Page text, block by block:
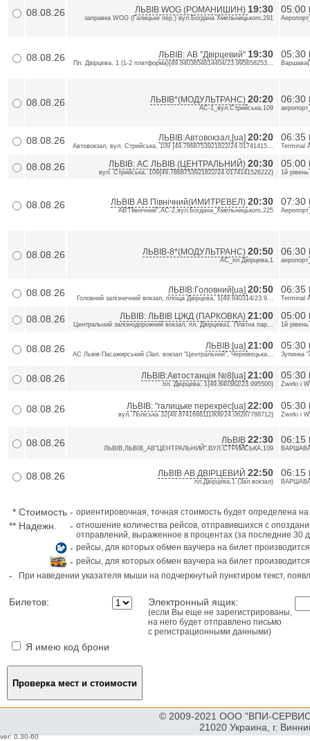
08.08.26 ЛЬВІВ WOG (РОМАНИШИН) 19:30
заправка WOG (Галицьке пер.) вул.Богдана Хмельницького,291
05:00
08.08.26 ЛЬВІВ: АВ "Двірцевий" 19:30
Пл. Двірцева, 1 (1-2 платформа){49.8403654814404/23.995658253...
05:30
08.08.26 ЛЬВІВ*(МОДУЛЬТРАНС) 20:20
АС-1_вул.Стрийська,109
06:30
08.08.26 ЛЬВІВ:Автовокзал,[ua] 20:20
Автовокзал, вул. Стрийська, 109 {49.7868753921822/24.01741415...
06:35
Terminal
08.08.26 ЛЬВІВ: AC ЛЬВІВ (ЦЕНТРАЛЬНИЙ) 20:30
вул. Стрийська, 109{49.7868753921822/24.0174141526222}
05:00
1й
08.08.26 ЛЬВІВ АВ Північний(ИМИТРЕВЕЛ) 20:30
АВ"Північний",АС-2,вул.Богдана_Хмельницького,225
07:30
08.08.26 ЛЬВІВ-8*(МОДУЛЬТРАНС) 20:50
АС_пл.Двірцева,1
06:30
08.08.26 ЛЬВІВ:Головний[ua] 20:50
Головний залізничний вокзал, площа Двірцева, 1{49.840314/23.9...
06:35
Terminal
08.08.26 ЛЬВІВ: ЛЬВІВ ЦЖД (ПАРКОВКА) 21:00
Центральний залізнодорожний вокзал, пл. Двірцева1. Платна пар...
05:00
1й
08.08.26 ЛЬВІВ:[ua] 21:00
АС Львів-Пасажирський (Зал. вокзал "Центральний", Чернівецька...
05:30
Зупинка
08.08.26 ЛЬВІВ:Автостанція №8[ua] 21:00
пл. Двірцева, 1{49.840382/23.995500}
05:30
Zwirki i
08.08.26 ЛЬВІВ: "галицьке перехрес[ua] 22:00
вул. Поліська 32{49.8741698111806/24.06287788712}
05:30
Zwirki i
08.08.26 ЛЬВІВ 22:30
ЛЬВІВ,ЛЬВІВ_АВ"ЦЕНТРАЛЬНИЙ",ВУЛ.СТРИЙСЬКА,109
06:15
08.08.26 ЛЬВІВ АВ ДВІРЦЕВИЙ 22:50
пл.Двiрцева,1 (Зал.вокзал)
06:15
* Стоимость - ориентировочная, точная стоимость будет определена
** Надежн. - отношение количества рейсов, отправившихся с
отправлений, выраженное в процентах (за последние 30
- рейсы, для которых обмен ваучера на билет
- рейсы, для которых обмен ваучера на билет
- При наведении указателя мыши на подчеркнутый пунктиром текст,
Билетов: Электронный ящик:
(если Вы еще не зарегистрированы,
на него будет отправлено письмо
с регистрационными данными)
Я имею код брони
© 2009-2021 ООО "ВПИ-
21020 Украина, г.
ver: 0.30-60